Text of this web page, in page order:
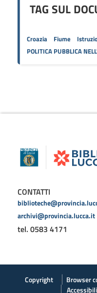
TAG SUL
Croazia Fiume
POLITICA PUBBLICA
CONTATTI
archivi@provincia.lucca.it
tel. 0583 4171
Copyright Browser